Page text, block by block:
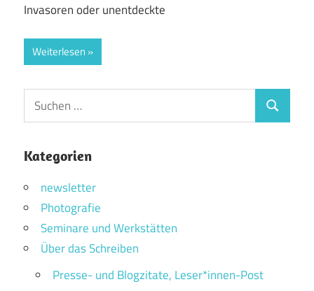
Invasoren oder unentdeckte
Weiterlesen
Suchen
nach:
Suchen
Kategorien
newsletter
Photografie
Seminare und Werkstätten
Über das Schreiben
Presse- und Blogzitate, Leser*innen-Post